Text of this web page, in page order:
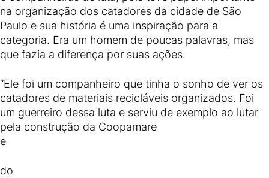
na organização dos catadores da cidade de São
Paulo e sua história é uma inspiração para a
categoria. Era um homem de poucas palavras, mas
que fazia a diferença por suas ações.
“Ele foi um companheiro que tinha o sonho de ver os
catadores de materiais recicláveis organizados. Foi
um guerreiro dessa luta e serviu de exemplo ao lutar
pela construção da Coopamare
e
do